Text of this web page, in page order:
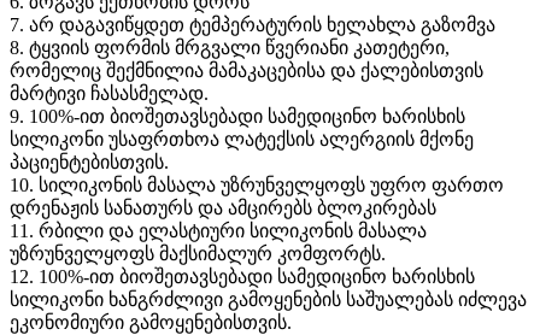
7. არ დაგავიწყდეთ ტემპერატურის ხელახლა გაზომვა
8. ტყვიის ფორმის მრგვალი წვერიანი კათეტერი,
რომელიც შექმნილია მამაკაცებისა და ქალებისთვის
მარტივი ჩასასმელად.
9. 100%-ით ბიოშეთავსებადი სამედიცინო ხარისხის
სილიკონი უსაფრთხოა ლატექსის ალერგიის მქონე
პაციენტებისთვის.
10. სილიკონის მასალა უზრუნველყოფს უფრო ფართო
დრენაჟის სანათურს და ამცირებს ბლოკირებას
11. რბილი და ელასტიური სილიკონის მასალა
უზრუნველყოფს მაქსიმალურ კომფორტს.
12. 100%-ით ბიოშეთავსებადი სამედიცინო ხარისხის
სილიკონი ხანგრძლივი გამოყენების საშუალებას იძლევა
ეკონომიური გამოყენებისთვის.